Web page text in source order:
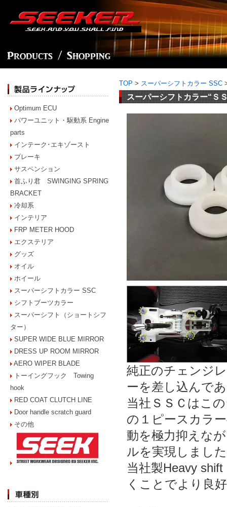
Optimum ECU
パワーユニット・駆動系 Engine
parts
インテーク･エキゾースト
ブレーキ
サスペンション
首ふり君 SWINGING SPRING
BRACKET
冷却系
インテリア
FRP METER HOOD
エクステリア
グッズ
オイル
ホイール
スーパーシフトカラー SSC
シフトブーツカラー
スーパーシフト（ショートシフ
ター）
SUPER WIDE BLUE MIRROR
DRESS UP ROOM MIRROR
AERO WIPER BLADE
トーイングフック Towing
hook
RED COAT CLUTCH LINE
Door handle scratch guard
その他
TOP > スーパーシフトカラー SSC
スーパーシフトカラー“Ｓ
純正のチェンジ
ーを差し込んで
当社ＳＳＣはこ
の１ピースカラ
動を極力抑えな
ルを実現しまし
当社製Heavy
くことでより良